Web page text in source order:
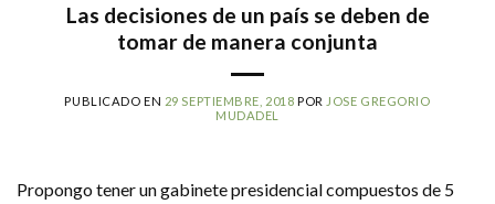
Las decisiones de un país se deben de
tomar de manera conjunta
PUBLICADO EN 29 SEPTIEMBRE, 2018 POR JOSE GREGORIO
MUDADEL
Propongo tener un gabinete presidencial compuestos de 5